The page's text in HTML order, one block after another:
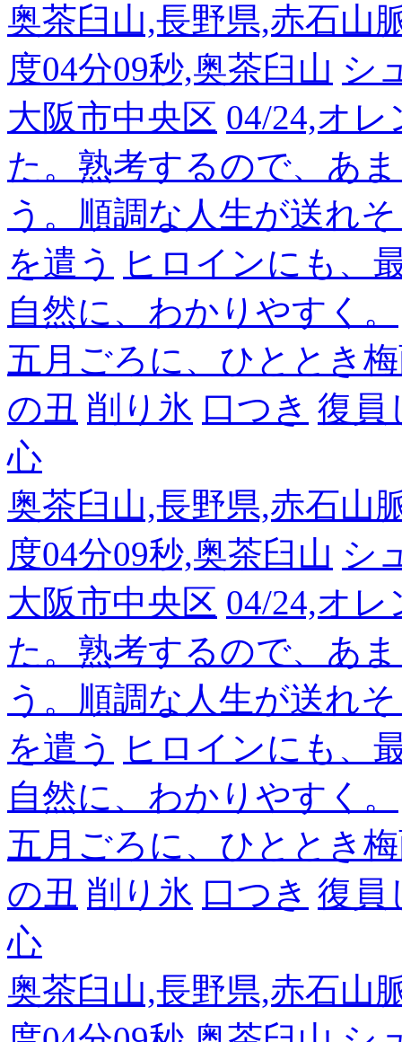
奥茶臼山,長野県,赤石山
度04分09秒,奥茶臼山 シ
大阪市中央区 04/24,オ
た。熟考するので、あ
う。順調な人生が送れ
を遣う
ヒロインにも、
自然に、わかりやすく。
五月ごろに、ひととき
の丑 削り氷 口つき 復員
心
奥茶臼山,長野県,赤石山
度04分09秒,奥茶臼山 シ
大阪市中央区 04/24,オ
た。熟考するので、あ
う。順調な人生が送れ
を遣う
ヒロインにも、
自然に、わかりやすく。
五月ごろに、ひととき
の丑 削り氷 口つき 復員
心
奥茶臼山,長野県,赤石山